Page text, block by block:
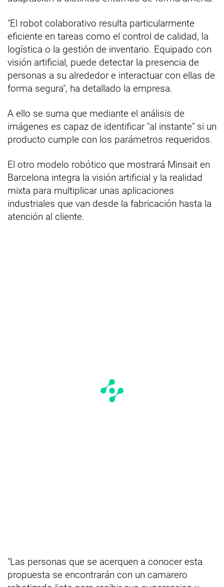
"El robot colaborativo resulta particularmente
eficiente en tareas como el control de calidad, la
logística o la gestión de inventario. Equipado con
visión artificial, puede detectar la presencia de
personas a su alrededor e interactuar con ellas de
forma segura", ha detallado la empresa.
A ello se suma que mediante el análisis de
imágenes es capaz de identificar "al instante" si un
producto cumple con los parámetros requeridos.
El otro modelo robótico que mostrará Minsait en
Barcelona integra la visión artificial y la realidad
mixta para multiplicar unas aplicaciones
industriales que van desde la fabricación hasta la
atención al cliente.
"Las personas que se acerquen a conocer esta
propuesta se encontrarán con un camarero